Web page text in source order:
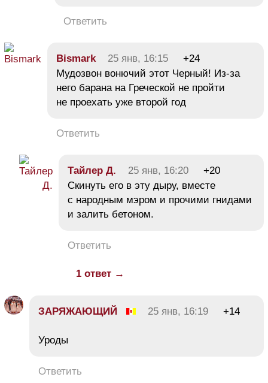
Ответить
Bismark 25 янв, 16:15
+24
Мудозвон вонючий этот Черный! Из-за
него барана на Греческой не пройти
не проехать уже второй год
Ответить
Тайлер Д. 25 янв, 16:20
+20
Скинуть его в эту дыру, вместе
с народным мэром и прочими гнидами
и залить бетоном.
Ответить
1 ответ →
ЗАРЯЖАЮЩИЙ 25 янв, 16:19 +14
Уроды
Ответить